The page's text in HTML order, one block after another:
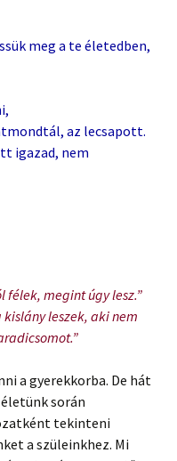
meg a te életedben,
az lecsapott.
igazad, nem
megint úgy lesz.”
leszek, aki nem
a gyerekkorba. De hát
során
tekinteni
a szüleinkhez. Mi